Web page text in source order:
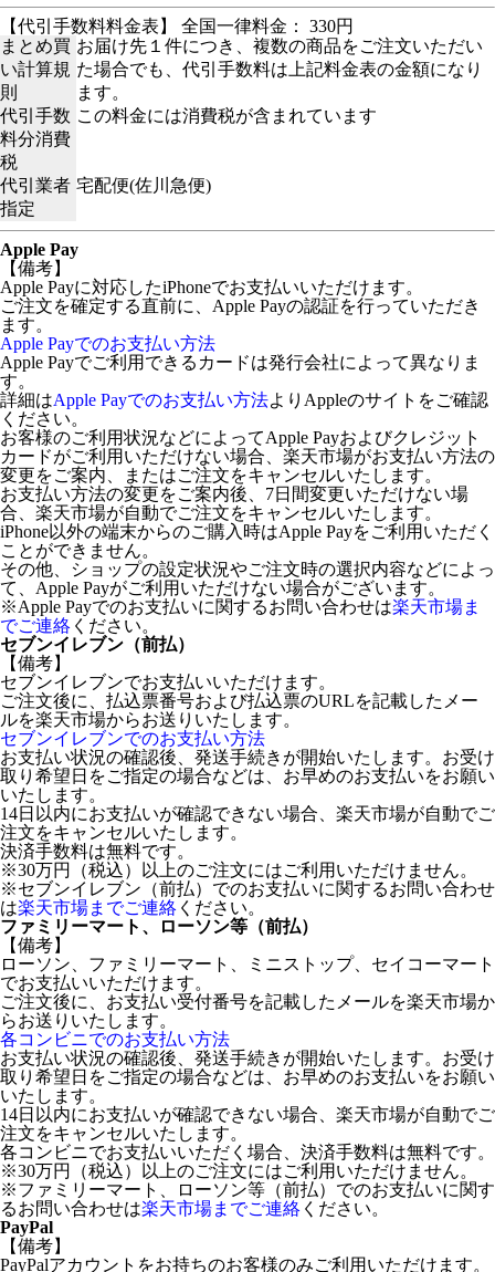
【代引手数料料金表】 全国一律料金： 330円
まとめ買
い計算規
則
お届け先１件につき、複数の商品をご注文いただい
た場合でも、代引手数料は上記料金表の金額になり
ます。
代引手数
料分消費
税
この料金には消費税が含まれています
代引業者
指定
宅配便(佐川急便)
Apple Pay
【備考】
Apple Payに対応したiPhoneでお支払いいただけます。
ご注文を確定する直前に、Apple Payの認証を行っていただき
ます。
Apple Payでのお支払い方法
Apple Payでご利用できるカードは発行会社によって異なりま
す。
詳細はApple Payでのお支払い方法よりAppleのサイトをご確認
ください。
お客様のご利用状況などによってApple Payおよびクレジット
カードがご利用いただけない場合、楽天市場がお支払い方法の
変更をご案内、またはご注文をキャンセルいたします。
お支払い方法の変更をご案内後、7日間変更いただけない場
合、楽天市場が自動でご注文をキャンセルいたします。
iPhone以外の端末からのご購入時はApple Payをご利用いただく
ことができません。
その他、ショップの設定状況やご注文時の選択内容などによっ
て、Apple Payがご利用いただけない場合がございます。
※Apple Payでのお支払いに関するお問い合わせは楽天市場ま
でご連絡 ください。
セブンイレブン（前払）
【備考】
セブンイレブンでお支払いいただけます。
ご注文後に、払込票番号および払込票のURLを記載したメー
ルを楽天市場からお送りいたします。
セブンイレブンでのお支払い方法
お支払い状況の確認後、発送手続きが開始いたします。お受け
取り希望日をご指定の場合などは、お早めのお支払いをお願い
いたします。
14日以内にお支払いが確認できない場合、楽天市場が自動でご
注文をキャンセルいたします。
決済手数料は無料です。
※30万円（税込）以上のご注文にはご利用いただけません。
※セブンイレブン（前払）でのお支払いに関するお問い合わせ
は楽天市場までご連絡 ください。
ファミリーマート、ローソン等（前払）
【備考】
ローソン、ファミリーマート、ミニストップ、セイコーマート
でお支払いいただけます。
ご注文後に、お支払い受付番号を記載したメールを楽天市場か
らお送りいたします。
各コンビニでのお支払い方法
お支払い状況の確認後、発送手続きが開始いたします。お受け
取り希望日をご指定の場合などは、お早めのお支払いをお願い
いたします。
14日以内にお支払いが確認できない場合、楽天市場が自動でご
注文をキャンセルいたします。
各コンビニでお支払いいただく場合、決済手数料は無料です。
※30万円（税込）以上のご注文にはご利用いただけません。
※ファミリーマート、ローソン等（前払）でのお支払いに関す
るお問い合わせは楽天市場までご連絡 ください。
PayPal
【備考】
PayPalアカウントをお持ちのお客様のみご利用いただけます。